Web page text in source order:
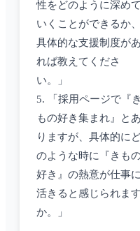
性をどのように深めて
いくことができるか、
具体的な支援制度があ
れば教えてくださ
い。」
5. 「採用ページで『き
もの好き集まれ』とあ
りますが、具体的に
のような時に『きも
好き』の熱意が仕事に
活きると感じられます
か。」